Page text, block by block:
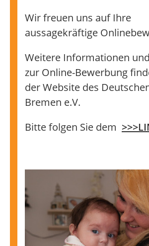
Wir freuen uns auf Ihre
aussagekräftige
Weitere Informationen
zur Online-Bewerbung
der Website des
Bremen e.V.
Bitte folgen Sie dem